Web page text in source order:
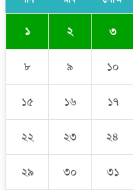
১ ২ ৩
৮ ৯ ১০
১৫ ১৬ ১৭
২২ ২৩ ২৪
২৯ ৩০ ৩১